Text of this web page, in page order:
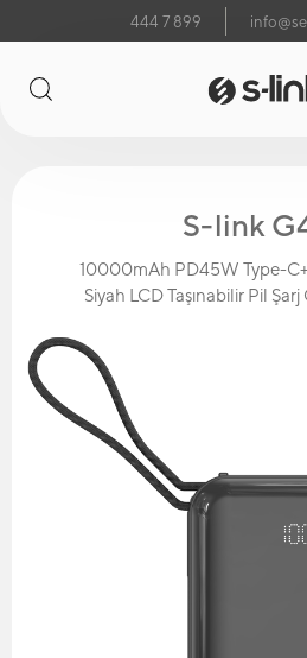
444 7 899
S-link
10000mAh PD45W Type-
Siyah LCD Taşınabilir Pil